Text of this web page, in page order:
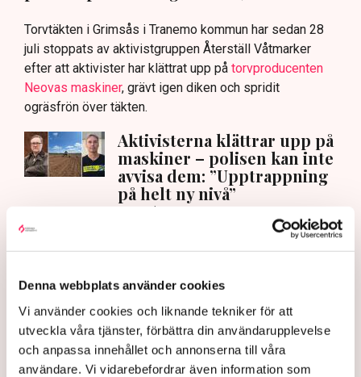
Denna webbplats använder cookies
Vi använder cookies och liknande tekniker för att
utveckla våra tjänster, förbättra din användarupplevelse
och anpassa innehållet och annonserna till våra
användare. Vi vidarebefordrar även information som
Torvtäkten i Grimsås i Tranemo kommun har sedan 28
juli stoppats av aktivistgruppen Återställ Våtmarker
efter att aktivister har klättrat upp på torvproducenten
Neovas maskiner, grävt igen diken och spridit
ogräsfrön över täkten.
Aktivisterna klättrar upp på
maskiner – polisen kan inte
avvisa dem: ”Upptrappning
på helt ny nivå”
Näringsliv
AI-sammanfattning
Torvtäkten i Grimsås har stoppats av aktivister
sedan 28 juli.
Polisen kritiseras för bristande agerande vid
aktionerna.